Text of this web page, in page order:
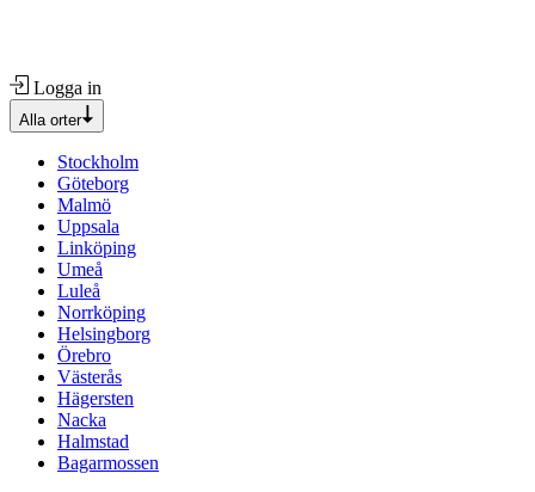
Logga in
Alla orter
Stockholm
Göteborg
Malmö
Uppsala
Linköping
Umeå
Luleå
Norrköping
Helsingborg
Örebro
Västerås
Hägersten
Nacka
Halmstad
Bagarmossen